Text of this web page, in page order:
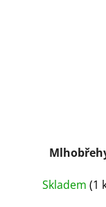
Skladem (1